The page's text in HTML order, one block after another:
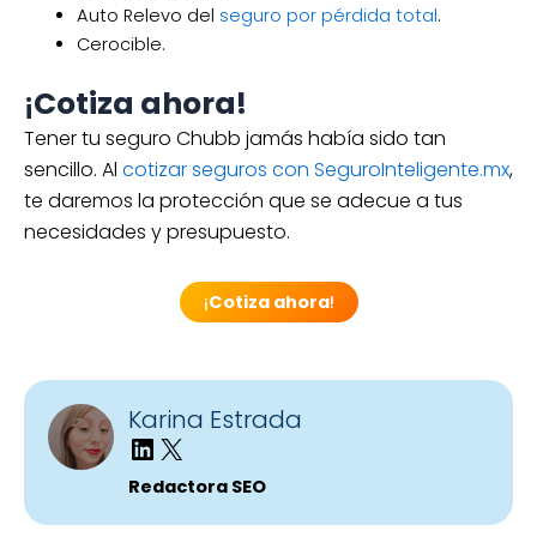
Auto Relevo del seguro por pérdida total.
Cerocible.
¡Cotiza ahora!
Tener tu seguro Chubb jamás había sido tan
sencillo. Al cotizar seguros con SeguroInteligente.mx,
te daremos la protección que se adecue a tus
necesidades y presupuesto.
¡Cotiza ahora!
Karina Estrada
Redactora SEO